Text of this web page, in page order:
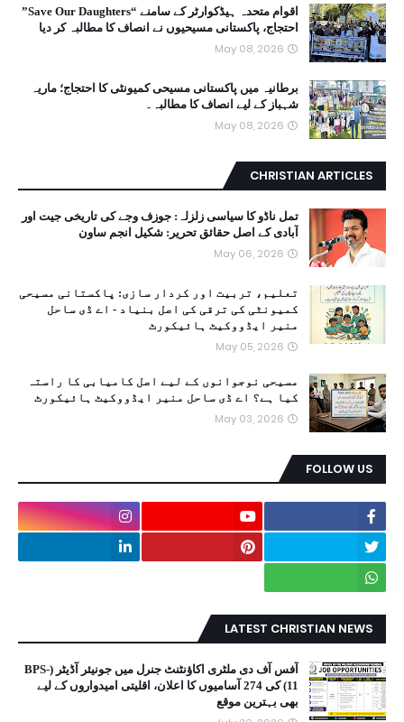
اقوام متحدہ ہیڈکوارٹر کے سامنے “Save Our Daughters”
احتجاج، پاکستانی مسیحیوں نے انصاف کا مطالبہ کر دیا
May 08, 2026
برطانیہ میں پاکستانی مسیحی کمیونٹی کا احتجاج؛ ماریہ
شہباز کے لیے انصاف کا مطالبہ۔
May 08, 2026
CHRISTIAN ARTICLES
تمل ناڈو کا سیاسی زلزلہ: جوزف وجے کی تاریخی جیت اور
آبادی کے اصل حقائق تحریر: شکیل انجم ساون
May 06, 2026
تعلیم، تربیت اور کردار سازی: پاکستانی مسیحی
کمیونٹی کی ترقی کی اصل بنیاد - اے ڈی ساحل
منیر ایڈووکیٹ ہائیکورٹ
May 05, 2026
مسیحی نوجوانوں کے لیے اصل کامیابی کا راستہ
کیا ہے؟ اے ڈی ساحل منیر ایڈووکیٹ ہائیکورٹ
May 03, 2026
FOLLOW US
LATEST CHRISTIAN NEWS
آفس آف دی ملٹری اکاؤنٹنٹ جنرل میں جونیئر آڈیٹر (BPS-
11) کی 274 آسامیوں کا اعلان، اقلیتی امیدواروں کے لیے
بھی بہترین موقع